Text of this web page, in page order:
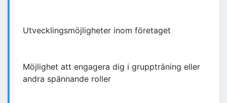
Utvecklingsmöjligheter inom företaget
Möjlighet att engagera dig i gruppträning eller
andra spännande roller